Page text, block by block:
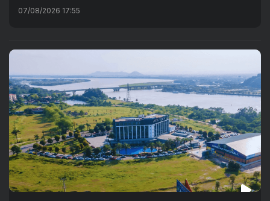
07/08/2026 17:55